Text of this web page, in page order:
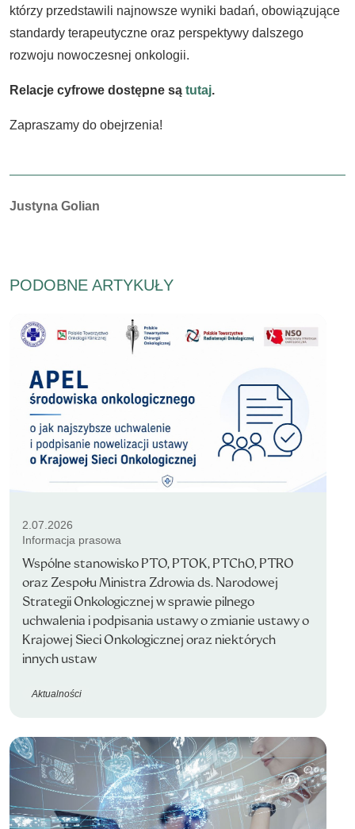
którzy przedstawili najnowsze wyniki badań, obowiązujące
standardy terapeutyczne oraz perspektywy dalszego
rozwoju nowoczesnej onkologii.
Relacje cyfrowe dostępne są tutaj.
Zapraszamy do obejrzenia!
Autorzy:
Justyna Golian
PODOBNE ARTYKUŁY
2.07.2026
Informacja prasowa
Wspólne stanowisko PTO, PTOK, PTChO, PTRO
oraz Zespołu Ministra Zdrowia ds. Narodowej
Strategii Onkologicznej w sprawie pilnego
uchwalenia i podpisania ustawy o zmianie ustawy o
Krajowej Sieci Onkologicznej oraz niektórych
innych ustaw
Aktualności